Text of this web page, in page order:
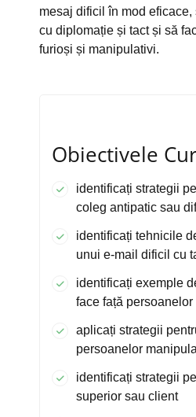
mesaj dificil în mod
cu diplomație și tact și să
furioși și manipulativi.
Obiectivele
identificați strategii
coleg antipatic sau
identificați tehnicile
unui e-mail dificil cu
identificați exemple
face față
aplicați strategii
persoanelor
identificați strategii
superior sau client